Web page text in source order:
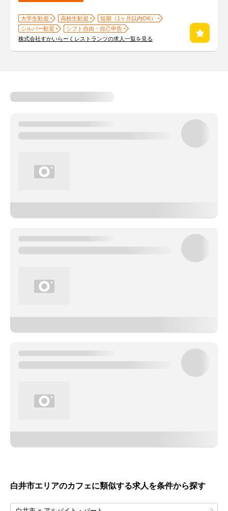
大学生歓迎 高校生歓迎
短期（1ヶ月以内OK）
シルバー歓迎
シフト自由・自己申告
株式会社すかいらーくレストランツの求人一覧を見る
白井市エリアのカフェに類似する求人を条件から探す